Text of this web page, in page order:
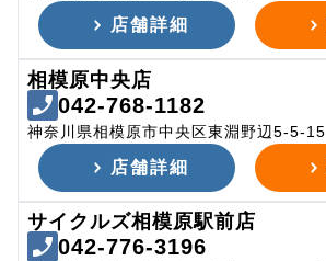
店舗詳細
相模原中央店
042-768-1182
神奈川県相模原市中央区東淵野辺5-5-15
店舗詳細
サイクルズ相模原駅前店
042-776-3196